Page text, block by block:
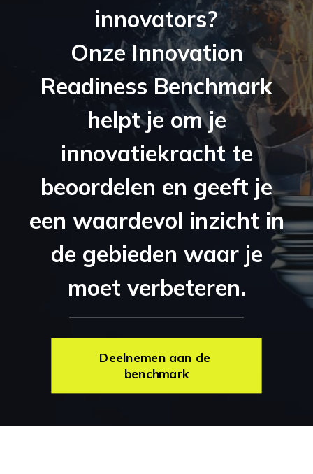
innovators?
Onze Innovation
Readiness Benchmark
helpt je om je
innovatiekracht te
beoordelen en geeft je
een waardevol inzicht in
de gebieden waar je
moet verbeteren.
Deelnemen aan de
benchmark